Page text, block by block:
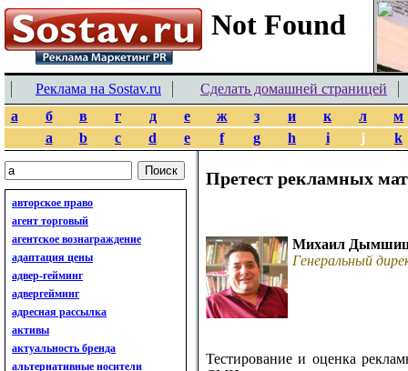
Реклама на Sostav.ru
Сделать домашней страницей
а
б в г д е ж з и к л
м
a
b c d e f g h i j k
авторское право
агент торговый
агентское вознаграждение
адаптация цены
адвер-гейминг
адвергейминг
адресная рассылка
активы
актуальность бренда
альтернативные носители
Претест рекламных
Михаил
Генеральный
Тестирование и оценка